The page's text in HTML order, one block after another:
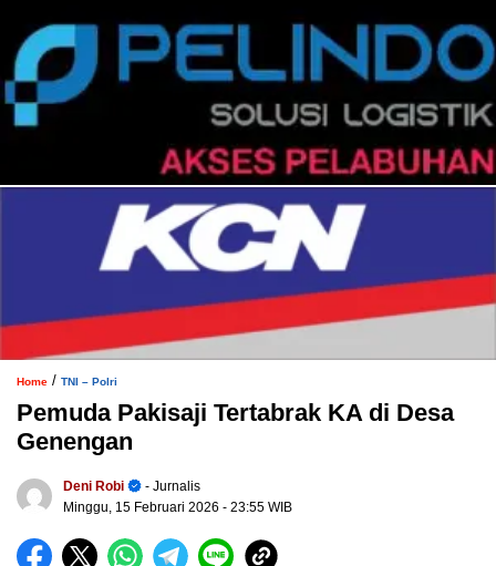
Home / TNI – Polri
Pemuda Pakisaji Tertabrak KA di Desa
Genengan
Deni Robi
- Jurnalis
Minggu, 15 Februari 2026 - 23:55 WIB